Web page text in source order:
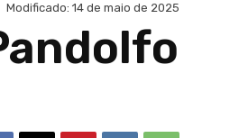
Modificado: 14 de maio de 2025